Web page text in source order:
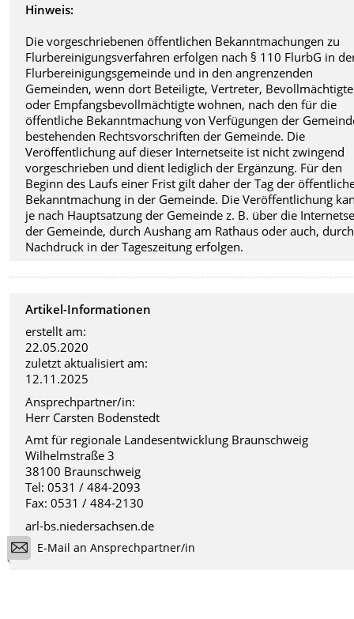
Hinweis:
Die vorgeschriebenen öffentlichen Bekanntmachungen zu
Flurbereinigungsverfahren erfolgen nach § 110 FlurbG in
Flurbereinigungsgemeinde und in den angrenzenden
Gemeinden, wenn dort Beteiligte, Vertreter, Bevollmächtigte
oder Empfangsbevollmächtigte wohnen, nach den für die
öffentliche Bekanntmachung von Verfügungen der
bestehenden Rechtsvorschriften der Gemeinde. Die
Veröffentlichung auf dieser Internetseite ist nicht zwingend
vorgeschrieben und dient lediglich der Ergänzung. Für den
Beginn des Laufs einer Frist gilt daher der Tag der
Bekanntmachung in der Gemeinde. Die Veröffentlichung
je nach Hauptsatzung der Gemeinde z. B. über die
der Gemeinde, durch Aushang am Rathaus oder auch, durch
Nachdruck in der Tageszeitung erfolgen.
Artikel-Informationen
erstellt am:
22.05.2020
zuletzt aktualisiert am:
12.11.2025
Ansprechpartner/in:
Herr Carsten Bodenstedt
Amt für regionale Landesentwicklung Braunschweig
Wilhelmstraße 3
38100 Braunschweig
Tel: 0531 / 484-2093
Fax: 0531 / 484-2130
arl-bs.niedersachsen.de
E-Mail an Ansprechpartner/in